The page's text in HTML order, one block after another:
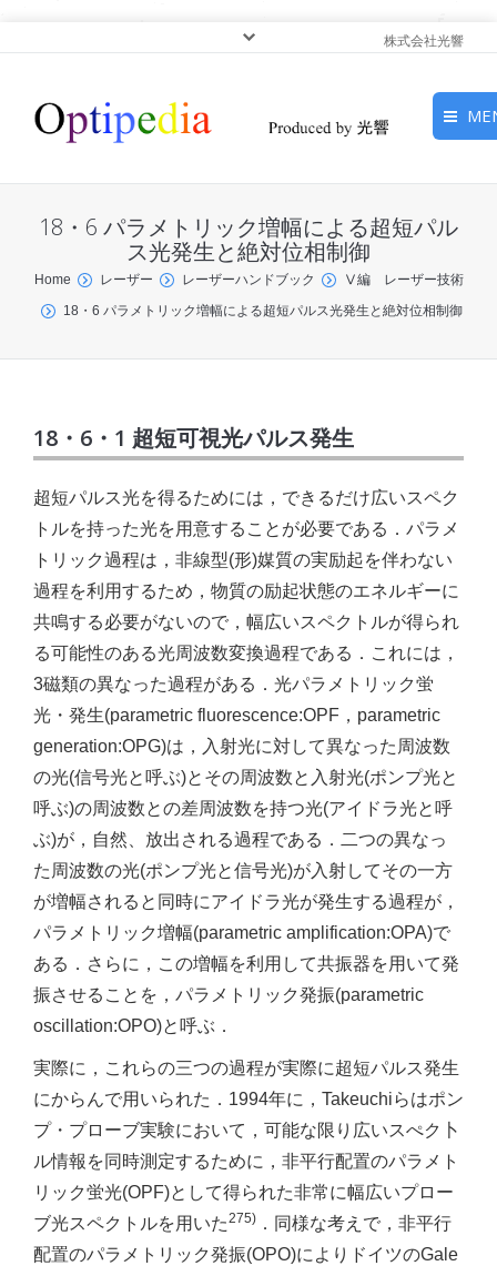
株式会社光響
ピックアップ
サービス
18・6 パラメトリック増幅による超短パル
ス光発生と絶対位相制御
You are here:
Home レーザー レーザーハンドブック
Ⅴ編 レーザー技術
18・6 パラメトリック増幅による超短パルス光発生と絶対位相制御
18・6・1 超短可視光パルス発生
超短パルス光を得るためには，できるだけ広いスペク
トルを持った光を用意することが必要である．パラメ
トリック過程は，非線型(形)媒質の実励起を伴わない
過程を利用するため，物質の励起状態のエネルギーに
共鳴する必要がないので，幅広いスペクトルが得られ
る可能性のある光周波数変換過程である．これには，
3磁類の異なった過程がある．光パラメトリック蛍
光・発生(parametric fluorescence:OPF，parametric
generation:OPG)は，入射光に対して異なった周波数
の光(信号光と呼ぶ)とその周波数と入射光(ポンプ光と
呼ぶ)の周波数との差周波数を持つ光(アイドラ光と呼
ぶ)が，自然、放出される過程である．二つの異なっ
た周波数の光(ポンプ光と信号光)が入射してその一方
が増幅されると同時にアイドラ光が発生する過程が，
パラメトリック増幅(parametric amplification:OPA)で
ある．さらに，この増幅を利用して共振器を用いて発
振させることを，パラメトリック発振(parametric
oscillation:OPO)と呼ぶ．
実際に，これらの三つの過程が実際に超短パルス発生
にからんで用いられた．1994年に，Takeuchiらはポン
プ・プローブ実験において，可能な限り広いスぺク卜
ル情報を同時測定するために，非平行配置のパラメト
リック蛍光(OPF)として得られた非常に幅広いプロー
ブ光スペクトルを用いた275) ．同様な考えで，非平行
配置のパラメトリック発振(OPO)によりドイツのGale